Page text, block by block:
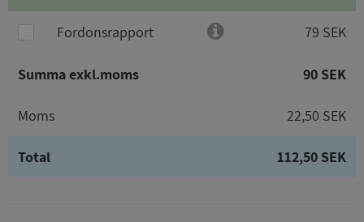
Fordonsrapport 79 SEK
Summa exkl.moms 90 SEK
Moms 22,50 SEK
Total 112,50 SEK